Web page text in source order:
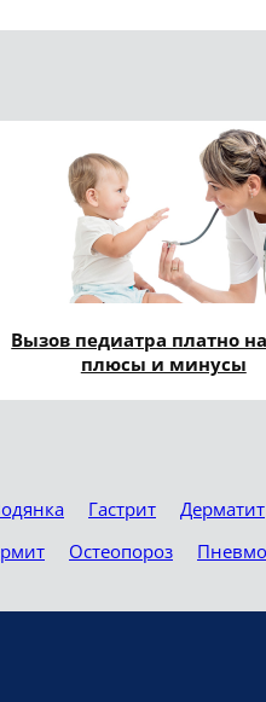
Вызов педиатра платно
плюсы и минусы
Гастрит Дерматит
Остеопороз